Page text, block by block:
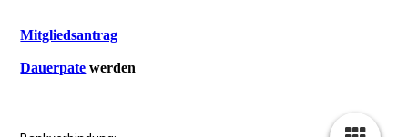
Mitgliedsantrag
Dauerpate werden